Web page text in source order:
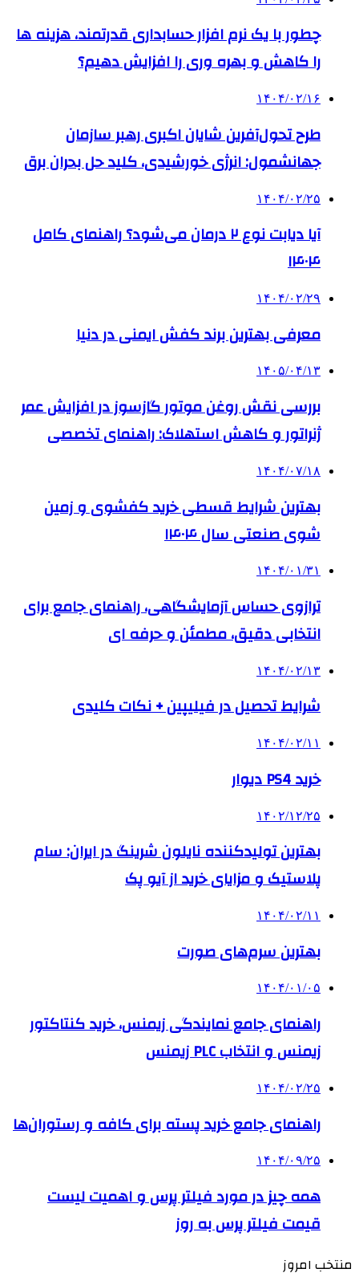
چطور با یک نرم افزار حسابداری قدرتمند، هزینه ها
را کاهش و بهره وری را افزایش دهیم؟
۱۴۰۴/۰۲/۱۶
طرح تحول‌آفرین شایان اکبری رهبر سازمان
جهانشمول: انرژی خورشیدی، کلید حل بحران برق
۱۴۰۴/۰۲/۲۵
آیا دیابت نوع ۲ درمان می‌شود؟ راهنمای کامل
۱۴۰۴
۱۴۰۴/۰۲/۲۹
معرفی بهترین برند کفش ایمنی در دنیا
۱۴۰۵/۰۴/۱۳
بررسی نقش روغن موتور گازسوز در افزایش عمر
ژنراتور و کاهش استهلاک: راهنمای تخصصی
۱۴۰۴/۰۷/۱۸
بهترین شرایط قسطی خرید کفشوی و زمین
شوی صنعتی سال ۱۴۰۴
۱۴۰۴/۰۱/۳۱
ترازوی حساس آزمایشگاهی، راهنمای جامع برای
انتخابی دقیق، مطمئن و حرفه ای
۱۴۰۴/۰۲/۱۳
شرایط تحصیل در فیلیپین + نکات کلیدی
۱۴۰۴/۰۲/۱۱
خرید PS4 دیوار
۱۴۰۲/۱۲/۲۵
بهترین تولیدکننده نایلون شرینگ در ایران: سام
پلاستیک و مزایای خرید از آیو پک
۱۴۰۴/۰۲/۱۱
بهترین سرم‌های صورت
۱۴۰۴/۰۱/۰۵
راهنمای جامع نمایندگی زیمنس، خرید کنتاکتور
زیمنس و انتخاب PLC زیمنس
۱۴۰۴/۰۲/۲۵
راهنمای جامع خرید پسته برای کافه و رستوران‌ها
۱۴۰۴/۰۹/۲۵
همه چیز در مورد فیلتر پرس و اهمیت لیست
قیمت فیلتر پرس به روز
منتخب امروز